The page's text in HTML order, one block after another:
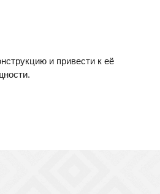
и привести к её